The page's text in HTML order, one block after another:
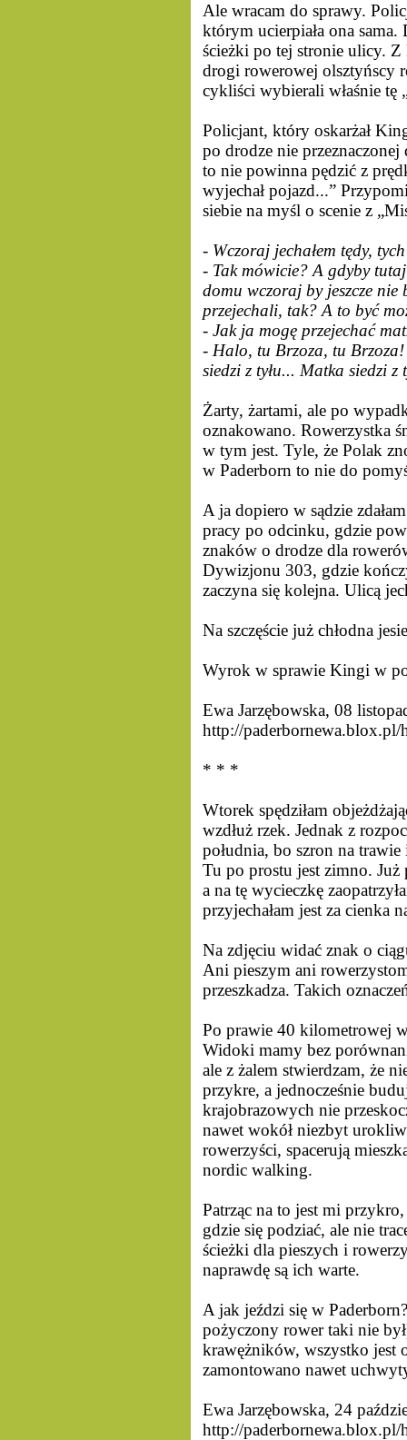
Ale wracam do sprawy.
którym ucierpiała ona
ścieżki po tej stronie ulicy.
drogi rowerowej olsztyńscy
cykliści wybierali właśnie tę
Policjant, który oskarżał
po drodze nie
to nie powinna pędzić z
wyjechał pojazd...”
siebie na myśl o scenie z
- Wczoraj jechałem tędy,
- Tak mówicie? A gdyby
domu wczoraj by jeszcze nie
przejechali, tak? A to być
- Jak ja mogę przejechać
- Halo, tu Brzoza, tu Brzoza!
siedzi z tyłu... Matka siedzi z
Żarty, żartami, ale po
oznakowano. Rowerzystka
w tym jest. Tyle, że Polak
w Paderborn to nie do
A ja dopiero w sądzie
pracy po odcinku, gdzie
znaków o drodze dla
Dywizjonu 303, gdzie
zaczyna się kolejna. Ulicą
Na szczęście już chłodna
Wyrok w sprawie Kingi w
Ewa Jarzębowska, 08
http://
* * *
Wtorek spędziłam
wzdłuż rzek. Jednak z
południa, bo szron na
Tu po prostu jest zimno.
a na tę wycieczkę
przyjechałam jest za cienka
Na zdjęciu widać znak o
Ani pieszym ani
przeszkadza. Takich
Po prawie 40 kilometrowej
Widoki mamy bez
ale z żalem stwierdzam, że
przykre, a jednocześnie
krajobrazowych nie
nawet wokół niezbyt
rowerzyści, spacerują
nordic walking.
Patrząc na to jest mi
gdzie się podziać, ale nie
ścieżki dla pieszych i
naprawdę są ich warte.
A jak jeździ się w
pożyczony rower taki nie
krawężników, wszystko jest
zamontowano nawet
Ewa Jarzębowska, 24
http://